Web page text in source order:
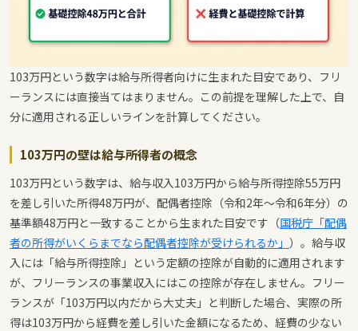
103万円という数字は給与所得者向けに生まれた目安であり、フリ
ーランスには直接当てはまりません。この前提を理解した上で、自
分に適用される正しいラインを計算してください。
103万円の壁は給与所得者の概念
103万円という数字は、給与収入103万円から給与所得控除55万円
を差し引いた所得48万円が、配偶者控除（令和2年〜令和6年分）の
基準額48万円と一致することから生まれた目安です（国税庁「配偶
者の所得がいくらまでなら配偶者控除が受けられるか」 ）。給与収
入には「給与所得控除」という定額の控除が自動的に適用されます
が、フリーランスの事業収入にはこの控除が存在しません。フリー
ランスが「103万円以内だから大丈夫」と判断した場合、実際の所
得は103万円から経費を差し引いた金額になるため、経費の少ない